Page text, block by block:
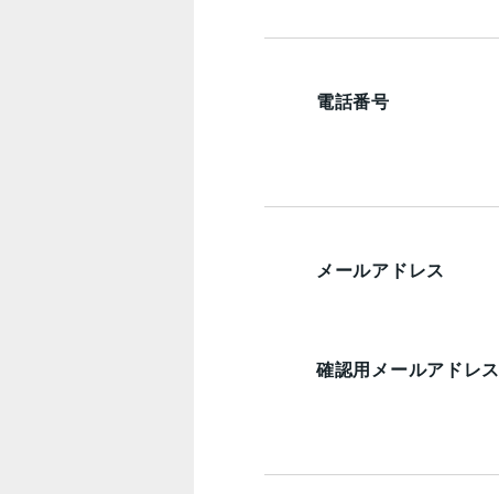
電話番号
メールアドレス
確認用メールアドレス